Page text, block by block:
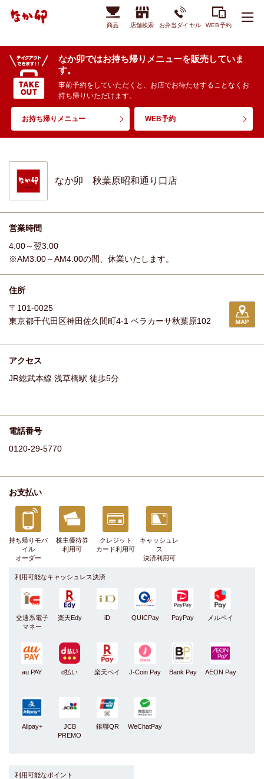
商品 店舗検索 お弁当ダイヤル WEB予約
なか卯ではお持ち帰りメニューを販売していま
す。
事前予約をしていただくと、お店でお待たせすることなくお
持ち帰りいただけます。
お持ち帰りメニュー WEB予約
なか卯 秋葉原昭和通り口店
営業時間
4:00～翌3:00
※AM3:00～AM4:00の間、休業いたします。
住所
〒101-0025
東京都千代田区神田佐久間町4-1 ベラカーサ秋葉原102
アクセス
JR総武本線 浅草橋駅 徒歩5分
電話番号
0120-29-5770
お支払い
持ち帰りモバ
イル
オーダー
株主優待券
利用可
クレジット
カード利用可
キャッシュレ
ス
決済利用可
利用可能なキャッシュレス決済
交通系電子
マネー
楽天Edy iD QUICPay PayPay メルペイ
au PAY d払い 楽天ペイ J-Coin Pay Bank Pay AEON Pay
Alipay+
JCB
PREMO
銀聯QR WeChatPay
利用可能なポイント